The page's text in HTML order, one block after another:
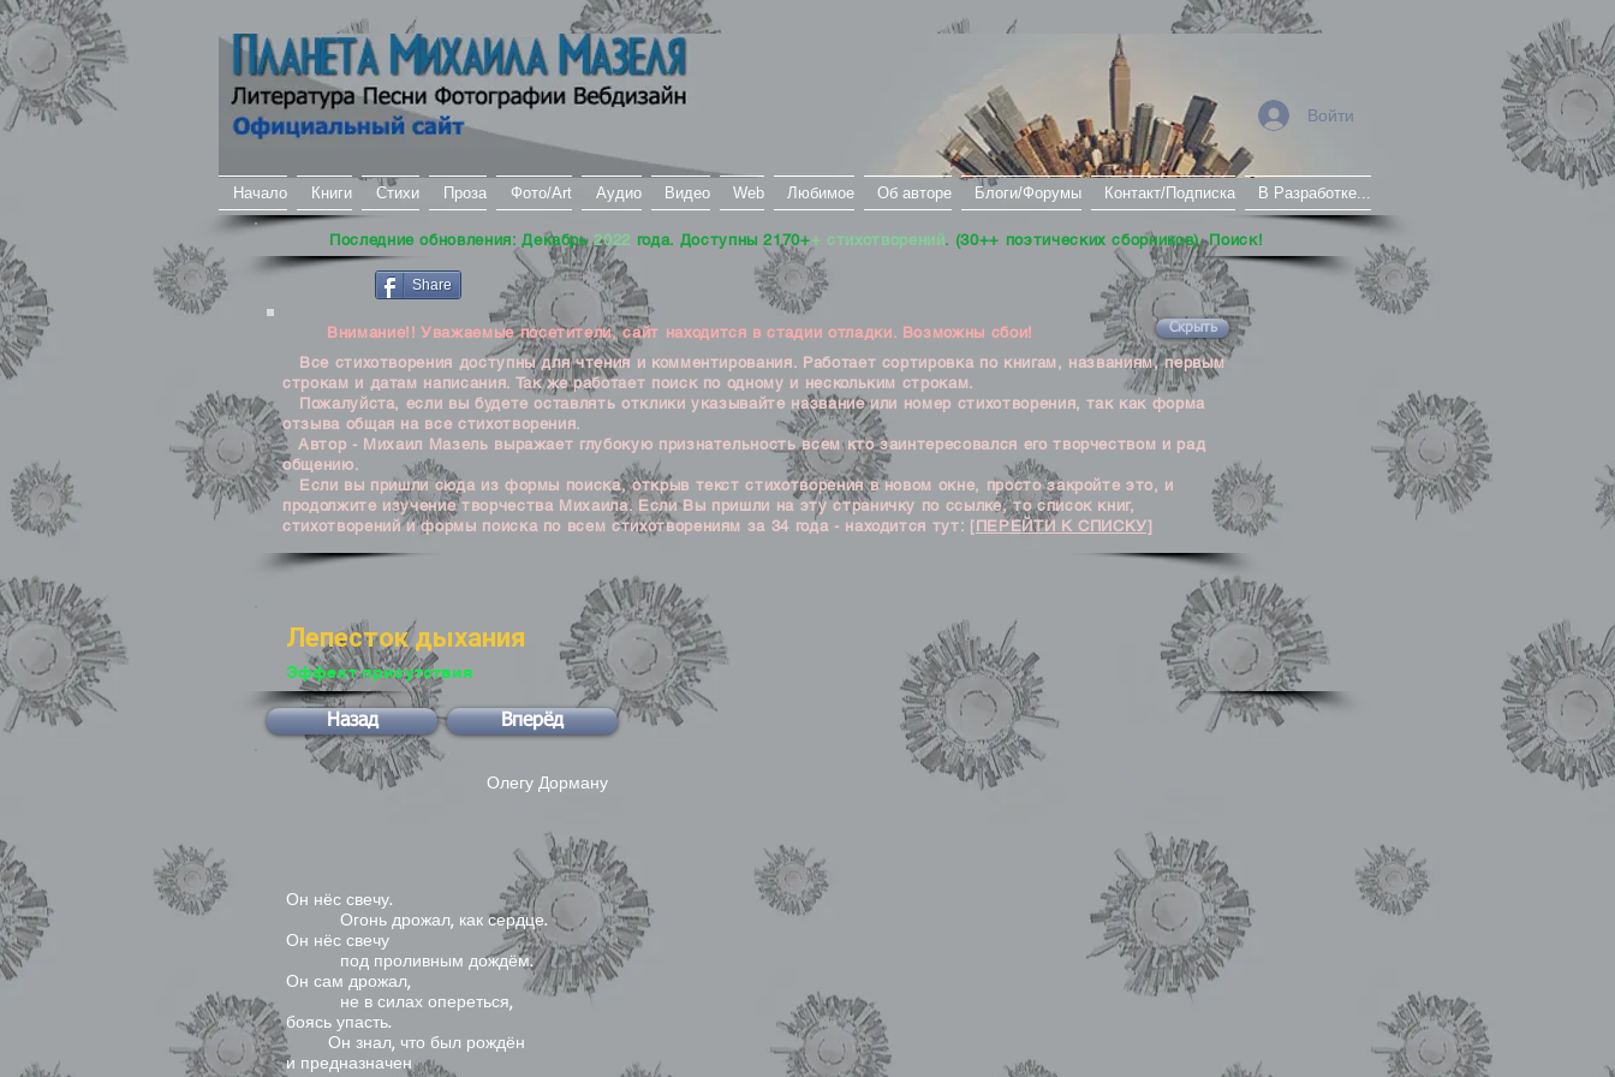
Начало Книги Стихи Проза Фото/Art Аудио Видео Web Любимое Об авторе Блоги/Форумы Контакт/Подписка В Разработке...
Войти
Последние обновления: Декабрь2022 года. Доступны 2170++ стихотворений. (30++ поэтических сборников). Поиск!
Share
Внимание!! Уважаемые посетители, сайт находится в стадии отладки. Возможны сбои! Скрыть
Все стихотворения доступны для чтения и комментирования. Работает сортировка по книгам, названиям, первым
строкам и датам написания. Так же работает поиск по одному и нескольким строкам.
Пожалуйста, если вы будете оставлять отклики указывайте название или номер стихотворения, так как форма
отзыва общая на все стихотворения.
Автор - Михаил Мазель выражает глубокую признательность всем кто заинтересовался его творчеством и рад
общению.
Если вы пришли сюда из формы поиска, открыв текст стихотворения в новом окне, просто закройте это, и
продолжите изучение творчества Михаила. Если Вы пришли на эту страничку по ссылке, то список книг,
стихотворений и формы поиска по всем стихотворениям за 34 года - находится тут: [ПЕРЕЙТИ К СПИСКУ]
Лепесток дыхания
Эффект присутствия
Назад Вперёд
Олегу Дорману
Он нёс свечу.
Огонь дрожал, как сердце.
Он нёс свечу
под проливным дождём.
Он сам дрожал,
не в силах опереться,
боясь упасть.
Он знал, что был рождён
и предназначен